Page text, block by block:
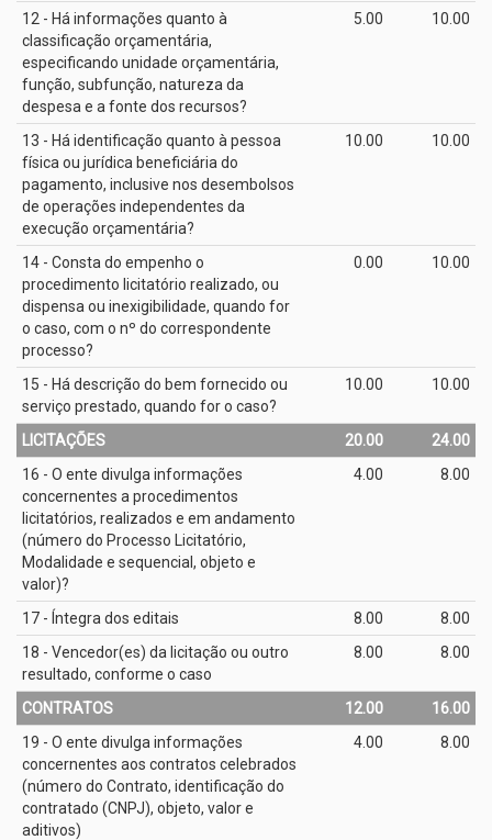
12 - Há informações quanto à
classificação orçamentária,
especificando unidade orçamentária,
função, subfunção, natureza da
despesa e a fonte dos recursos?
5.00 10.00
13 - Há identificação quanto à pessoa
física ou jurídica beneficiária do
pagamento, inclusive nos desembolsos
de operações independentes da
execução orçamentária?
10.00 10.00
14 - Consta do empenho o
procedimento licitatório realizado, ou
dispensa ou inexigibilidade, quando for
o caso, com o nº do correspondente
processo?
0.00 10.00
15 - Há descrição do bem fornecido ou
serviço prestado, quando for o caso?
10.00 10.00
LICITAÇÕES 20.00
24.00
16 - O ente divulga informações
concernentes a procedimentos
licitatórios, realizados e em andamento
(número do Processo Licitatório,
Modalidade e sequencial, objeto e
valor)?
4.00 8.00
17 - Íntegra dos editais 8.00
8.00
18 - Vencedor(es) da licitação ou outro
resultado, conforme o caso
8.00 8.00
CONTRATOS 12.00
16.00
19 - O ente divulga informações
concernentes aos contratos celebrados
(número do Contrato, identificação do
contratado (CNPJ), objeto, valor e
aditivos)
4.00 8.00